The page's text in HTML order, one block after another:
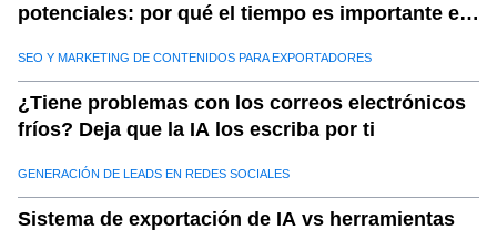
potenciales: por qué el tiempo es importante en
SEO Y MARKETING DE CONTENIDOS PARA EXPORTADORES
¿Tiene problemas con los correos electrónicos
fríos? Deja que la IA los escriba por ti
GENERACIÓN DE LEADS EN REDES SOCIALES
Sistema de exportación de IA vs herramientas